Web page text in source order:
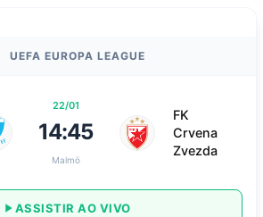
UEFA EUROPA LEAGUE
22/01
14:45
Malmö
FK
Crvena
Zvezda
ASSISTIR AO VIVO